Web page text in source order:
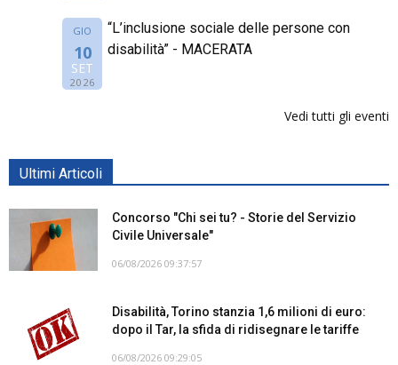
GIO
10
SET
2026
“L’inclusione sociale delle persone con
disabilità” - MACERATA
Vedi tutti gli eventi
Ultimi Articoli
Concorso "Chi sei tu? - Storie del Servizio
Civile Universale"
06/08/2026 09:37:57
Disabilità, Torino stanzia 1,6 milioni di euro:
dopo il Tar, la sfida di ridisegnare le tariffe
06/08/2026 09:29:05